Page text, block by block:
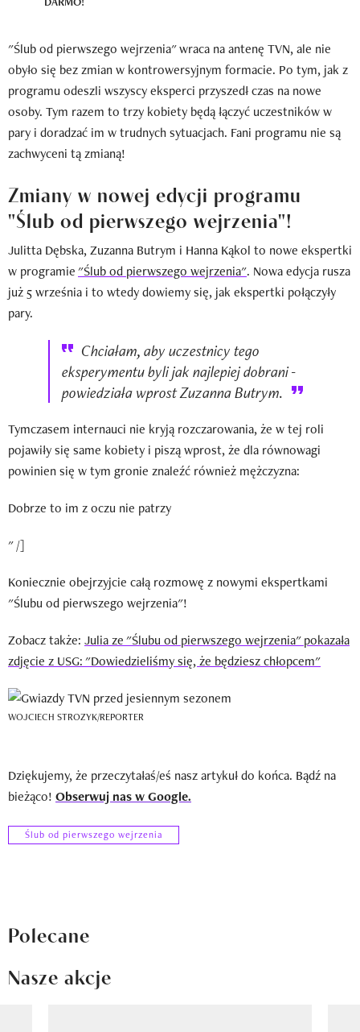
"Ślub od pierwszego wejrzenia" wraca na antenę TVN, ale nie
obyło się bez zmian w kontrowersyjnym formacie. Po tym, jak z
programu odeszli wszyscy eksperci przyszedł czas na nowe
osoby. Tym razem to trzy kobiety będą łączyć uczestników w
pary i doradzać im w trudnych sytuacjach. Fani programu nie są
zachwyceni tą zmianą!
Zmiany w nowej edycji programu
"Ślub od pierwszego wejrzenia"!
Julitta Dębska, Zuzanna Butrym i Hanna Kąkol to nowe ekspertki
w programie"Ślub od pierwszego wejrzenia". Nowa edycja rusza
już 5 września i to wtedy dowiemy się, jak ekspertki połączyły
pary.
Chciałam, aby uczestnicy tego
eksperymentu byli jak najlepiej dobrani -
powiedziała wprost Zuzanna Butrym.
Tymczasem internauci nie kryją rozczarowania, że w tej roli
pojawiły się same kobiety i piszą wprost, że dla równowagi
powinien się w tym gronie znaleźć również mężczyzna:
Dobrze to im z oczu nie patrzy
" /]
Koniecznie obejrzyjcie całą rozmowę z nowymi ekspertkami
"Ślubu od pierwszego wejrzenia"!
Zobacz także: Julia ze "Ślubu od pierwszego wejrzenia" pokazała
zdjęcie z USG: "Dowiedzieliśmy się, że będziesz chłopcem"
WOJCIECH STROZYK/REPORTER
Dziękujemy, że przeczytałaś/eś nasz artykuł do końca. Bądź na
bieżąco! Obserwuj nas w Google.
Ślub od pierwszego wejrzenia
Polecane
Nasze akcje